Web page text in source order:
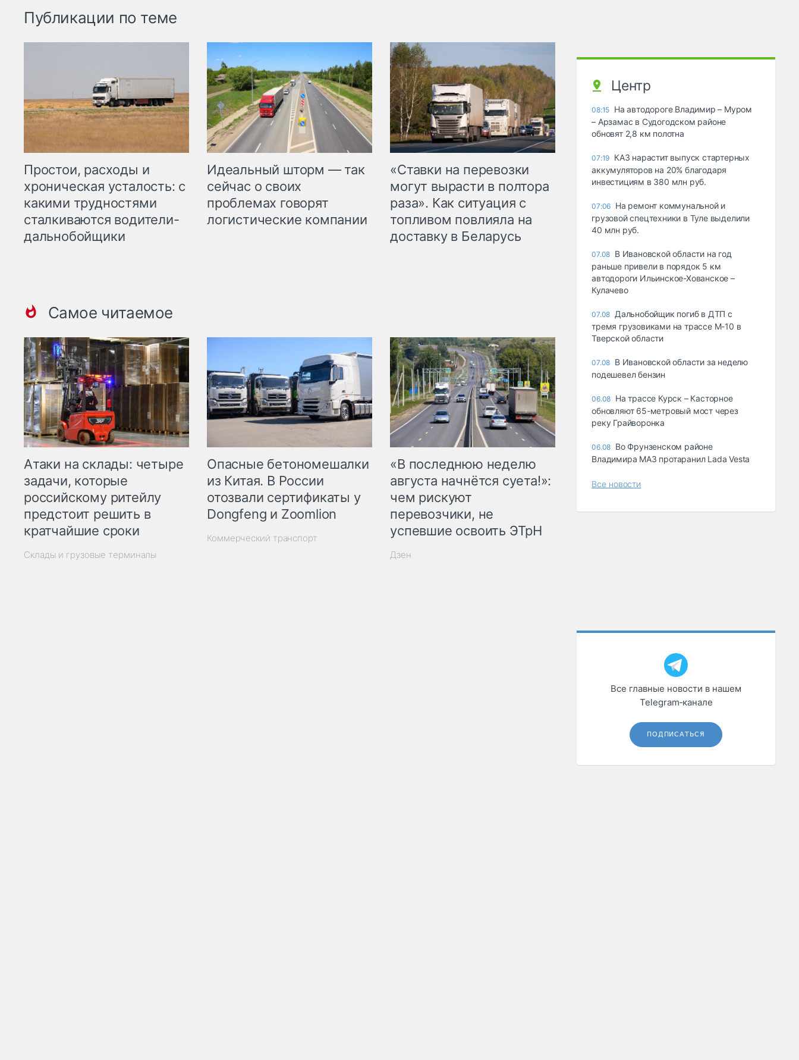
Публикации по теме
Простои, расходы и
хроническая усталость: с
какими трудностями
сталкиваются водители-
дальнобойщики
Идеальный шторм — так
сейчас о своих
проблемах говорят
логистические компании
«Ставки на перевозки
могут вырасти в полтора
раза». Как ситуация с
топливом повлияла на
доставку в Беларусь
Самое читаемое
Атаки на склады: четыре
задачи, которые
российскому ритейлу
предстоит решить в
кратчайшие сроки
Склады и грузовые терминалы
Опасные бетономешалки
из Китая. В России
отозвали сертификаты у
Dongfeng и Zoomlion
Коммерческий транспорт
«В последнюю неделю
августа начнётся суета!»:
чем рискуют
перевозчики, не
успевшие освоить ЭТрН
Дзен
Центр
08:15 На автодороге Владимир – Муром
– Арзамас в Судогодском районе
обновят 2,8 км полотна
07:19 КАЗ нарастит выпуск стартерных
аккумуляторов на 20% благодаря
инвестициям в 380 млн руб.
07:06 На ремонт коммунальной и
грузовой спецтехники в Туле выделили
40 млн руб.
07.08 В Ивановской области на год
раньше привели в порядок 5 км
автодороги Ильинское-Хованское –
Кулачево
07.08 Дальнобойщик погиб в ДТП с
тремя грузовиками на трассе М-10 в
Тверской области
07.08 В Ивановской области за неделю
подешевел бензин
06.08 На трассе Курск – Касторное
обновляют 65-метровый мост через
реку Грайворонка
06.08 Во Фрунзенском районе
Владимира МАЗ протаранил Lada Vesta
Все новости
Все главные новости в нашем
Telegram‑канале
ПОДПИСАТЬСЯ